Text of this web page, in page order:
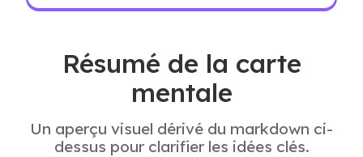
Résumé de la carte
mentale
Un aperçu visuel dérivé du markdown ci-
dessus pour clarifier les idées clés.